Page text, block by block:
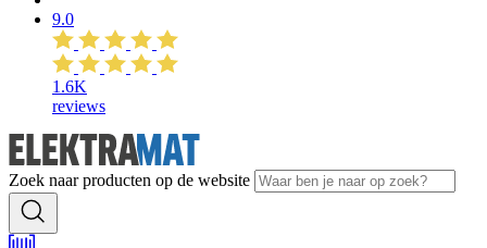
9.0
1.6K
reviews
Zoek naar producten op de website